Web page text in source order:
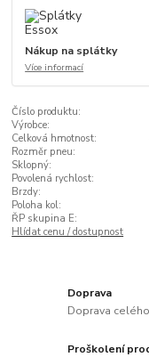
Nákup na splátky
Více informací
Číslo produktu:
Výrobce:
Celková hmotnost:
Rozměr pneu:
Sklopný:
Povolená rychlost:
Brzdy:
Poloha kol:
ŘP skupina E:
Hlídat cenu / dostupnost
Doprava
Doprava
Proškolení